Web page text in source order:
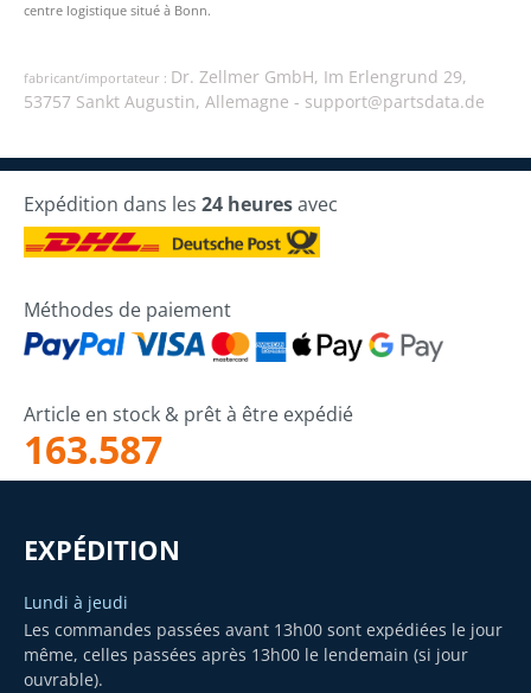
centre logistique situé à Bonn.
fabricant/importateur : Dr. Zellmer GmbH, Im Erlengrund 29,
53757 Sankt Augustin, Allemagne - support@partsdata.de
Expédition dans les 24 heuresavec
Méthodes de paiement
Article en stock & prêt à être expédié
163.587
EXPÉDITION
Lundi à jeudi
Les commandes passées avant 13h00 sont expédiées le jour
même, celles passées après 13h00 le lendemain (si jour
ouvrable).